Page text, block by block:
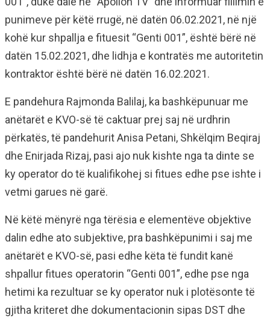
punimeve për këtë rrugë, në datën 06.02.2021, në një
kohë kur shpallja e fituesit “Genti 001”, është bërë në
datën 15.02.2021, dhe lidhja e kontratës me autoritetin
kontraktor është bërë në datën 16.02.2021.
E pandehura Rajmonda Balilaj, ka bashkëpunuar me
anëtarët e KVO-së të caktuar prej saj në urdhrin
përkatës, të pandehurit Anisa Petani, Shkëlqim Beqiraj
dhe Enirjada Rizaj, pasi ajo nuk kishte nga ta dinte se
ky operator do të kualifikohej si fitues edhe pse ishte i
vetmi garues në garë.
Në këtë mënyrë nga tërësia e elementëve objektive
dalin edhe ato subjektive, pra bashkëpunimi i saj me
anëtarët e KVO-së, pasi edhe këta të fundit kanë
shpallur fitues operatorin “Genti 001”, edhe pse nga
hetimi ka rezultuar se ky operator nuk i plotësonte të
gjitha kriteret dhe dokumentacionin sipas DST dhe